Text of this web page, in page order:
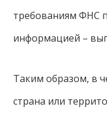
требованиям ФНС
информацией –
Таким образом, в
страна или